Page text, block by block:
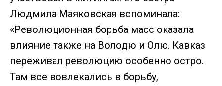
Людмила Маяковская вспоминала:
«Революционная борьба масс оказала
влияние также на Володю и Олю. Кавказ
переживал революцию особенно остро.
Там все вовлекались в борьбу,